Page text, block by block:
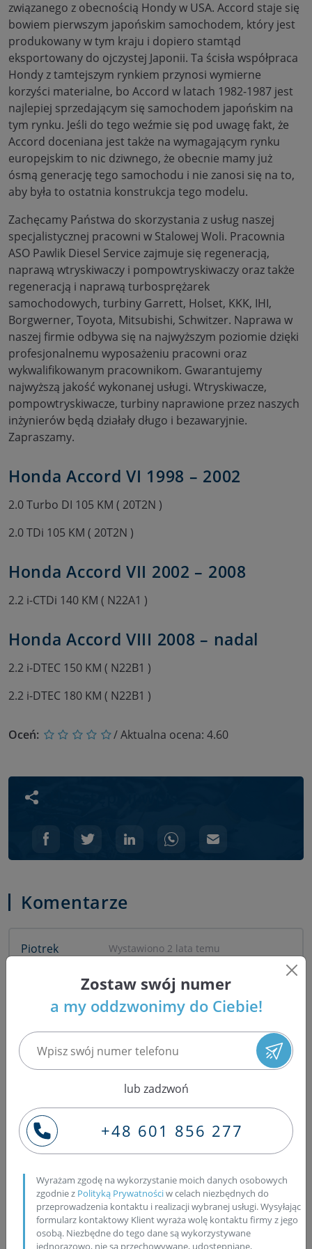
związanego z obecnością Hondy w USA. Accord staje się
bowiem pierwszym japońskim samochodem, który jest
produkowany w tym kraju i dopiero stamtąd
eksportowany do ojczystej Japonii. Ta ścisła współpraca
Hondy z tamtejszym rynkiem przynosi wymierne
korzyści materialne, bo Accord w latach 1982-1987 jest
najlepiej sprzedającym się samochodem japońskim na
tym rynku. Jeśli do tego weźmie się pod uwagę fakt, że
Accord doceniana jest także na wymagającym rynku
europejskim to nic dziwnego, że obecnie mamy już
ósmą generację tego samochodu i nie zanosi się na to,
aby była to ostatnia konstrukcja tego modelu.
Zachęcamy Państwa do skorzystania z usług naszej
specjalistycznej pracowni w Stalowej Woli. Pracownia
ASO Pawlik Diesel Service zajmuje się regeneracją,
naprawą wtryskiwaczy i pompowtryskiwaczy oraz także
regeneracją i naprawą turbosprężarek
samochodowych, turbiny Garrett, Holset, KKK, IHI,
Borgwerner, Toyota, Mitsubishi, Schwitzer. Naprawa w
naszej firmie odbywa się na najwyższym poziomie dzięki
profesjonalnemu wyposażeniu pracowni oraz
wykwalifikowanym pracownikom. Gwarantujemy
najwyższą jakość wykonanej usługi. Wtryskiwacze,
pompowtryskiwacze, turbiny naprawione przez naszych
inżynierów będą działały długo i bezawaryjnie.
Zapraszamy.
Honda Accord VI 1998 – 2002
2.0 Turbo DI 105 KM ( 20T2N )
2.0 TDi 105 KM ( 20T2N )
Honda Accord VII 2002 – 2008
2.2 i-CTDi 140 KM ( N22A1 )
Honda Accord VIII 2008 – nadal
2.2 i-DTEC 150 KM ( N22B1 )
2.2 i-DTEC 180 KM ( N22B1 )
Oceń: / Aktualna ocena: 4.60
Komentarze
Piotrek Wystawiono 2 lata temu
Proszę o kontakt, pilnie potrzebuję do hondy accord 2.0. Jestem z
Poznania, macie jakiś oddział?
odpowiedz
Czy ta opinia była pomocna?
Tak, była
Nie
Wystawiono 2 lata temu
witam jaka jest cena regenerowanych wtryskiwaczy do honda
frv2.2 044511236 na wymiane za stare
odpowiedz
Czy ta opinia była pomocna?
Tak, była
Nie
Jasiek Wystawiono 2 lata temu
Zostaw swój numer
a my oddzwonimy do Ciebie!
lub zadzwoń
+48 601 856 277
Wyrażam zgodę na wykorzystanie moich danych osobowych
zgodnie z Polityką Prywatnościw celach niezbędnych do
przeprowadzenia kontaktu i realizacji wybranej usługi. Wysyłając
formularz kontaktowy Klient wyraża wolę kontaktu firmy z jego
osobą. Niezbędne do tego dane są wykorzystywane
jednorazowo, nie są przechowywane, udostępniane,